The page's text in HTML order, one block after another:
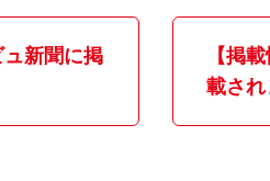
ュ新聞に掲
【掲
載され